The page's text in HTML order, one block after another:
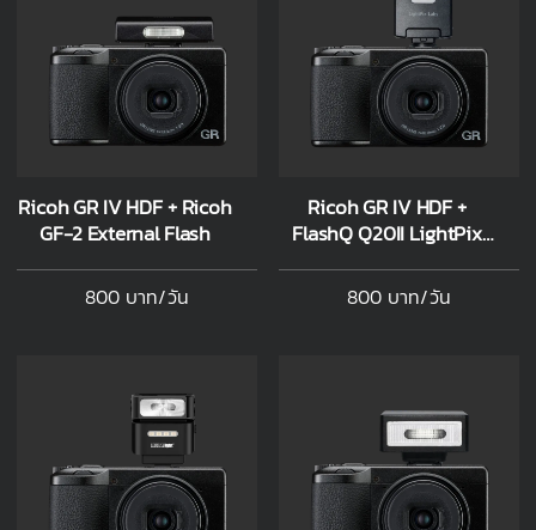
Ricoh GR IV HDF + Ricoh
GF-2 External Flash
800 บาท/วัน
Ricoh GR IV HDF +
FlashQ Q20II LightPix
800 บาท/วัน